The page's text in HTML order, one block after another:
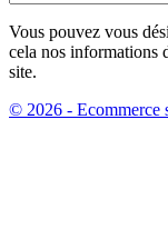
Vous pouvez vous
cela nos informations
site.
© 2026 - Ecommerce